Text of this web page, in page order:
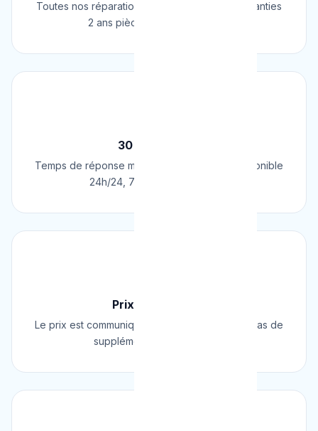
Toutes nos réparations et installations sont garanties
2 ans pièces et main d'œuvre.
30 Min Chrono
Temps de réponse moyen de 30 minutes. Disponible
24h/24, 7j/7, 365 jours par an.
Prix Fixe Garanti
Le prix est communiqué AVANT l'intervention. Pas de
supplément surprise, jamais.